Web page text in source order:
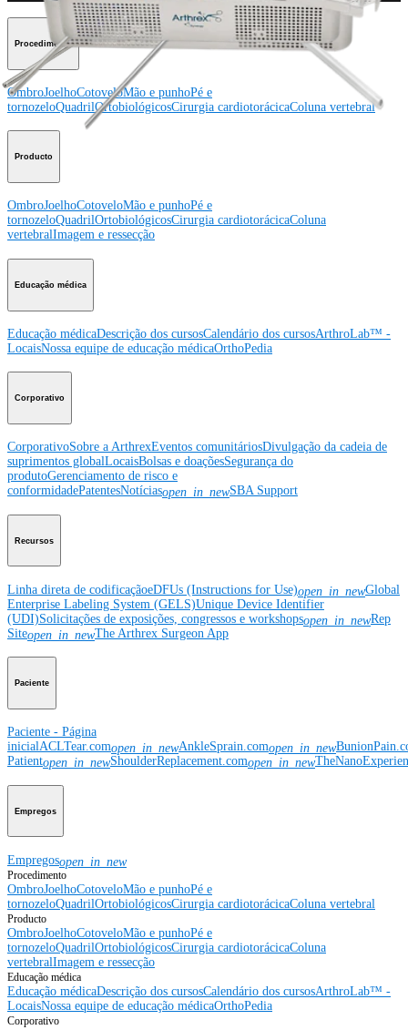
Procedimento
OmbroJoelhoCotoveloMão e punhoPé e
tornozeloQuadrilOrtobiológicosCirurgia cardiotorácicaColuna vertebral
Producto
OmbroJoelhoCotoveloMão e punhoPé e
tornozeloQuadrilOrtobiológicosCirurgia cardiotorácicaColuna
vertebralImagem e ressecção
Educação médica
Educação médicaDescrição dos cursosCalendário dos cursosArthroLab™ -
LocaisNossa equipe de educação médicaOrthoPedia
Corporativo
CorporativoSobre a ArthrexEventos comunitáriosDivulgação da cadeia de
suprimentos globalLocaisBolsas e doaçõesSegurança do
produtoGerenciamento de risco e
conformidadePatentesNotíciasopen_in_newSBA Support
Recursos
Linha direta de codificaçãoeDFUs (Instructions for Use)open_in_newGlobal
Enterprise Labeling System (GELS)Unique Device Identifier
(UDI)Solicitações de exposições, congressos e workshopsopen_in_newRep
Siteopen_in_newThe Arthrex Surgeon App
Paciente
Paciente - Página
inicialACLTear.comopen_in_newAnkleSprain.comopen_in_new
Patientopen_in_newShoulderReplacement.comopen_in_new
Empregos
Empregosopen_in_new
Procedimento
OmbroJoelhoCotoveloMão e punhoPé e
tornozeloQuadrilOrtobiológicosCirurgia cardiotorácicaColuna vertebral
Producto
OmbroJoelhoCotoveloMão e punhoPé e
tornozeloQuadrilOrtobiológicosCirurgia cardiotorácicaColuna
vertebralImagem e ressecção
Educação médica
Educação médicaDescrição dos cursosCalendário dos cursosArthroLab™ -
LocaisNossa equipe de educação médicaOrthoPedia
Corporativo